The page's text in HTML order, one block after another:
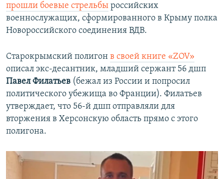
прошли боевые стрельбы российских
военнослужащих, сформированного в Крыму полка
Новороссийского соединения ВДВ.
Старокрымский полигон в своей книге «ZOV»
описал экс-десантник, младший сержант 56 дшп
Павел Филатьев (бежал из России и попросил
политического убежища во Франции). Филатьев
утверждает, что 56-й дшп отправляли для
вторжения в Херсонскую область прямо с этого
полигона.